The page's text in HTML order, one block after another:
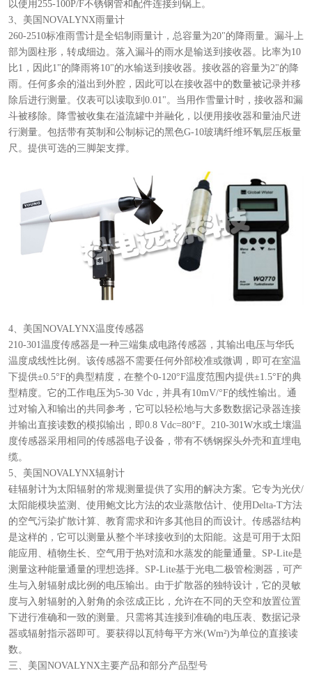
以使用255-100P/F不锈钢管和配件连接到锅上。
3、美国NOVALYNX雨量计
260-2510标准雨雪计是全铝制雨量计，总容量为20"的降雨量。漏斗上
部为圆柱形，转成细边。落入漏斗的雨水是输送到接收器。比率为10
比1，因此1"的降雨将10"的水输送到接收器。接收器的容量为2"的降
雨。任何多余的溢出到外腔，因此可以在接收器中的数量被记录并移
除后进行测量。仪表可以读取到0.01"。当用作雪量计时，接收器和漏
斗被移除。降雪被收集在溢流罐中并融化，以便用接收器和量油尺进
行测量。包括带有英制和公制标记的黑色G-10玻璃纤维环氧层压板量
尺。提供可选的三脚架支撑。
4、美国NOVALYNX温度传感器
210-301温度传感器是一种三端集成电路传感器，其输出电压与华氏
温度成线性比例。该传感器不需要任何外部校准或微调，即可在室温
下提供±0.5°F的典型精度，在整个0-120°F温度范围内提供±1.5°F的典
型精度。它的工作电压为5-30 Vdc，并具有10mV/°F的线性输出。通
过对输入和输出的共同参考，它可以轻松地与大多数数据记录器连接
并输出直接读数的模拟输出，即0.8 Vdc=80°F。210-301W水或土壤温
度传感器采用相同的传感器电子设备，带有不锈钢探头外壳和直埋电
缆。
5、美国NOVALYNX辐射计
硅辐射计为太阳辐射的常规测量提供了实用的解决方案。它专为光伏/
太阳能模块监测、使用鲍文比方法的农业蒸散估计、使用Delta-T方法
的空气污染扩散计算、教育需求和许多其他目的而设计。传感器结构
是这样的，它可以测量从整个半球接收到的太阳能。这是可用于太阳
能应用、植物生长、空气用于热对流和水蒸发的能量通量。SP-Lite是
测量这种能量通量的理想选择。SP-Lite基于光电二极管检测器，可产
生与入射辐射成比例的电压输出。由于扩散器的独特设计，它的灵敏
度与入射辐射的入射角的余弦成正比，允许在不同的天空和放置位置
下进行准确和一致的测量。只需将其连接到准确的电压表、数据记录
器或辐射指示器即可。要获得以瓦特每平方米(Wm²)为单位的直接读
数。
三、美国NOVALYNX主要产品和部分产品型号